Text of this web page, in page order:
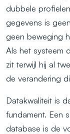
dubbele
gegevens is
geen beweging
Als het systeem
zit terwijl hij al
de verandering
Datakwaliteit is
fundament. Een
database is de